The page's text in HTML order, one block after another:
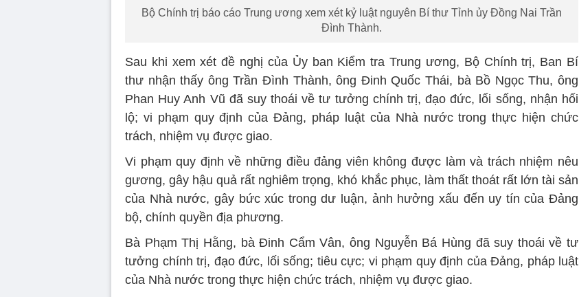
Bộ Chính trị báo cáo Trung ương xem xét kỷ luật nguyên Bí thư Tỉnh ủy Đồng Nai Trần
Đình Thành.
Sau khi xem xét đề nghị của Ủy ban Kiểm tra Trung ương, Bộ Chính trị, Ban Bí
thư nhận thấy ông Trần Đình Thành, ông Đinh Quốc Thái, bà Bồ Ngọc Thu, ông
Phan Huy Anh Vũ đã suy thoái về tư tưởng chính trị, đạo đức, lối sống, nhận hối
lộ; vi phạm quy định của Đảng, pháp luật của Nhà nước trong thực hiện chức
trách, nhiệm vụ được giao.
Vi phạm quy định về những điều đảng viên không được làm và trách nhiệm nêu
gương, gây hậu quả rất nghiêm trọng, khó khắc phục, làm thất thoát rất lớn tài sản
của Nhà nước, gây bức xúc trong dư luận, ảnh hưởng xấu đến uy tín của Đảng
bộ, chính quyền địa phương.
Bà Phạm Thị Hằng, bà Đinh Cẩm Vân, ông Nguyễn Bá Hùng đã suy thoái về tư
tưởng chính trị, đạo đức, lối sống; tiêu cực; vi phạm quy định của Đảng, pháp luật
của Nhà nước trong thực hiện chức trách, nhiệm vụ được giao.